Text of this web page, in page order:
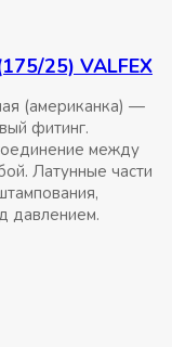
25) VALFEX
(американка) —
фитинг.
между
Латунные части
давлением.